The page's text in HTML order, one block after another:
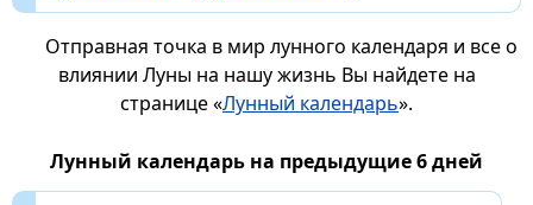
Отправная точка в мир лунного календаря и все о
влиянии Луны на нашу жизнь Вы найдете на
странице «Лунный календарь».
Лунный календарь на предыдущие 6 дней